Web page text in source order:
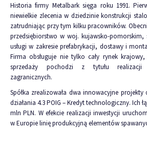
Historia firmy Metalbark sięga roku 1991.
niewielkie zlecenia w dziedzinie konstrukcji
zatrudniając przy tym kilku pracowników.
przedsiębiorstwo w woj. kujawsko-pomorskim,
usługi w zakresie prefabrykacji, dostawy i
Firma obsługuje nie tylko cały rynek
sprzedaży pochodzi z tytułu realizacji
zagranicznych.
Spółka zrealizowała dwa innowacyjne
działania 4.3 POIG – Kredyt technologiczny. Ich
mln PLN. W efekcie realizacji inwestycji
w Europie linię produkcyjną elementów